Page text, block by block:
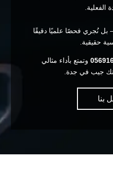
الفعلية.
بل نُجري فحصًا علميًا دقيقًا
حقيقية.
وتمتع بأداء مثالي
جيب في جدة.
بنا